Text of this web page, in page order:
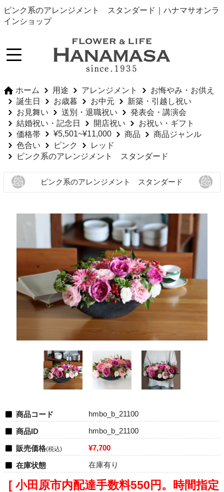
ピンク系のアレンジメント スタンダード｜ハナマサオンラ
インショップ
ホーム 用途 アレンジメント
お悔やみ・お供え
誕生日
お歳暮 お中元
新築・引越し祝い
お見舞い
送別・退職祝い
発表会・講演会
結婚祝い・記念日
開店祝い
お祝い・ギフト
価格帯
¥5,501~¥11,000 商品
商品ジャンル
色合い
ピンク
レッド
ピンク系のアレンジメント スタンダード
ピンク系のアレンジメント スタンダード
商品コード hmbo_b_21100
商品ID hmbo_b_21100
販売価格(税込) ¥7,700
在庫状態 在庫有り
[ 小田原市内配達手数料550円。時間指定